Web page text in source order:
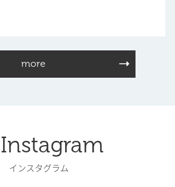
more
インスタグラム